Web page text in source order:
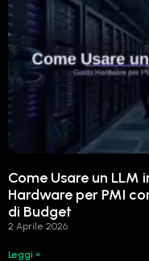
Come Usare un LLM
Hardware per PMI
di Budget
2 Aprile 2026
Leggi »